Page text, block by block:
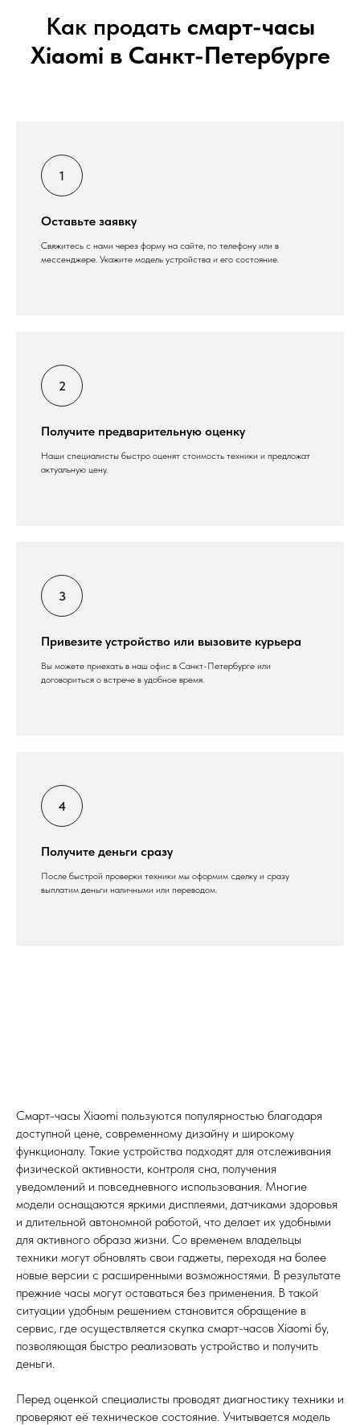
Как продать смарт-часы
Xiaomi в Санкт-Петербурге
Оставьте заявку
Свяжитесь с нами через форму на сайте, по телефону или в
мессенджере. Укажите модель устройства и его состояние.
Получите предварительную оценку
Наши специалисты быстро оценят стоимость техники и предложат
актуальную цену.
Привезите устройство или вызовите курьера
Вы можете приехать в наш офис в Санкт-Петербурге или
договориться о встрече в удобное время.
Получите деньги сразу
После быстрой проверки техники мы оформим сделку и сразу
выплатим деньги наличными или переводом.
Смарт-часы Xiaomi пользуются популярностью благодаря
доступной цене, современному дизайну и широкому
функционалу. Такие устройства подходят для отслеживания
физической активности, контроля сна, получения
уведомлений и повседневного использования. Многие
модели оснащаются яркими дисплеями, датчиками здоровья
и длительной автономной работой, что делает их удобными
для активного образа жизни. Со временем владельцы
техники могут обновлять свои гаджеты, переходя на более
новые версии с расширенными возможностями. В результате
прежние часы могут оставаться без применения. В такой
ситуации удобным решением становится обращение в
сервис, где осуществляется скупка смарт-часов Xiaomi бу,
позволяющая быстро реализовать устройство и получить
деньги.
Перед оценкой специалисты проводят диагностику техники и
проверяют её техническое состояние. Учитывается модель